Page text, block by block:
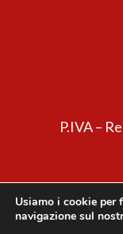
P.IVA –
Usiamo i cookie per
navigazione sul